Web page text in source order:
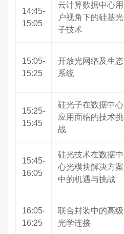
14:45-
15:05
云计算数据中心用
户视角下的硅基光
子技术
15:05-
15:25
开放光网络及生态
系统
15:25-
15:45
硅光子在数据中心
应用面临的技术挑
战
15:45-
16:05
硅光技术在数据中
心光模块解决方案
中的机遇与挑战
16:05-
16:25
联合封装中的高级
光学连接